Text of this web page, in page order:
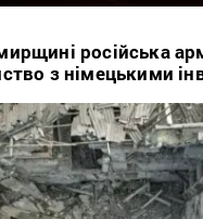
російська
з німецькими